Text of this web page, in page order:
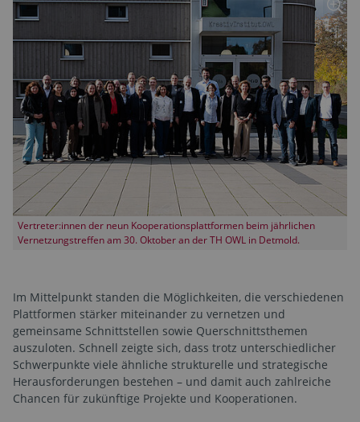
Vertreter:innen der neun Kooperationsplattformen beim jährlichen
Vernetzungstreffen am 30. Oktober an der TH OWL in Detmold.
Im Mittelpunkt standen die Möglichkeiten, die verschiedenen
Plattformen stärker miteinander zu vernetzen und
gemeinsame Schnittstellen sowie Querschnittsthemen
auszuloten. Schnell zeigte sich, dass trotz unterschiedlicher
Schwerpunkte viele ähnliche strukturelle und strategische
Herausforderungen bestehen – und damit auch zahlreiche
Chancen für zukünftige Projekte und Kooperationen.